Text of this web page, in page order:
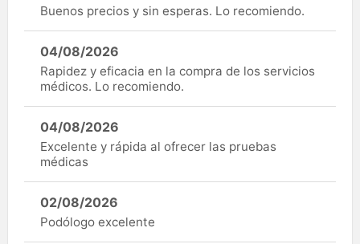
Buenos precios y sin esperas. Lo recomiendo.
04/08/2026
Rapidez y eficacia en la compra de los servicios
médicos. Lo recomiendo.
04/08/2026
Excelente y rápida al ofrecer las pruebas
médicas
02/08/2026
Podólogo excelente